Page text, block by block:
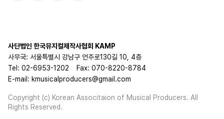
사단법인 한국뮤지컬제작사협회 KAMP
사무국: 서울특별시 강남구 언주로130길 10, 4층
Tel: 02-6953-1202
Fax: 070-8220-8784
E-mail: kmusicalproducers@gmail.com
Copyright (c) Korean Associtaion of Musical Producers. All
Rights Reserved.